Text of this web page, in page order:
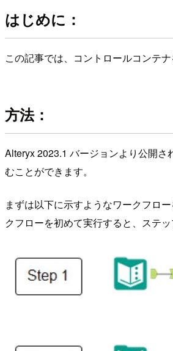
はじめに：
この記事では、コントロールコンテ
方法：
Alteryx 2023.1 バージョンより公開
むことができます。
まずは以下に示すようなワークフロ
クフローを初めて実行すると、ステ